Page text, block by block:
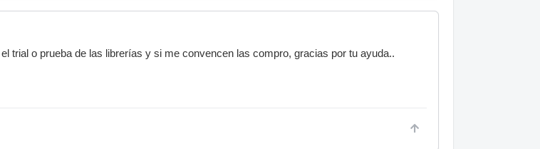
trial o prueba de las librerías y si me convencen las compro, gracias por tu ayuda..